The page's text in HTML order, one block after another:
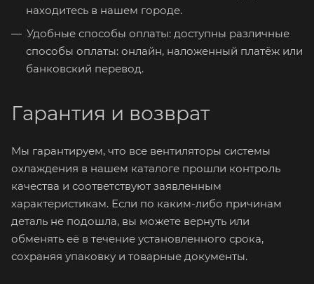
находитесь в нашем городе.
Удобные способы оплаты: доступны различные
способы оплаты: онлайн, наложенный платёж или
банковский перевод.
Гарантия и возврат
Мы гарантируем, что все вентиляторы системы
охлаждения в нашем каталоге прошли контроль
качества и соответствуют заявленным
характеристикам. Если по каким-либо причинам
деталь не подошла, вы можете вернуть или
обменять её в течение установленного срока,
сохраняя упаковку и товарные документы.